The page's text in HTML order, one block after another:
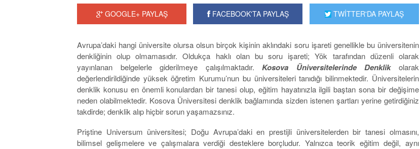
GOOGLE+ PAYLAŞ FACEBOOK'TA PAYLAŞ TWİTTER'DA PAYLAŞ
Avrupa’daki hangi üniversite olursa olsun birçok kişinin aklındaki soru işareti genellikle bu üniversitenin
denkliğinin olup olmamasıdır. Oldukça haklı olan bu soru işareti; Yök tarafından düzenli olarak
yayınlanan belgelerle giderilmeye çalışılmaktadır.Kosova Üniversitelerinde Denklikolarak
değerlendirildiğinde yüksek öğretim Kurumu’nun bu üniversiteleri tanıdığı bilinmektedir. Üniversitelerin
denklik konusu en önemli konulardan bir tanesi olup, eğitim hayatınızla ilgili baştan sona bir değişime
neden olabilmektedir. Kosova Üniversitesi denklik bağlamında sizden istenen şartları yerine getirdiğiniz
takdirde; denklik alıp hiçbir sorun yaşamazsınız.
Priştine Universum üniversitesi; Doğu Avrupa’daki en prestijli üniversitelerden bir tanesi olmasını,
bilimsel gelişmelere ve çalışmalara verdiği desteklere borçludur. Yalnızca teorik eğitim değil, aynı